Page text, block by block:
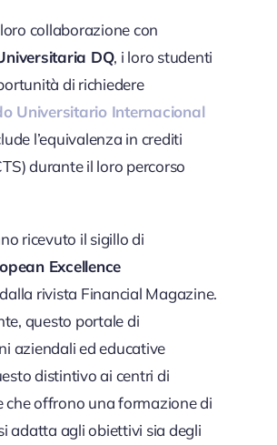
collaborazione con
DQ, i loro studenti
di richiedere
Universitario Internacional
l’equivalenza in crediti
durante il loro percorso
ricevuto il sigillo di
Excellence
rivista Financial Magazine.
questo portale di
aziendali ed educative
distintivo ai centri di
che offrono una formazione di
adatta agli obiettivi sia degli